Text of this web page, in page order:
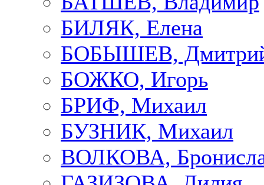
БИЛЯК, Елена
БОБЫШЕВ,
БОЖКО, Игорь
БРИФ, Михаил
БУЗНИК, Михаил
ВОЛКОВА,